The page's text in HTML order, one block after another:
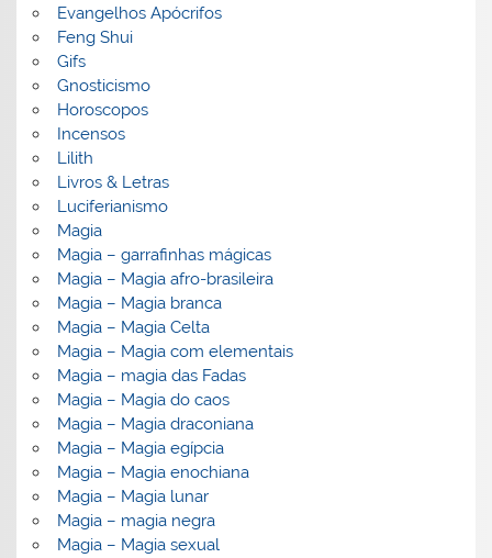
Evangelhos Apócrifos
Feng Shui
Gifs
Gnosticismo
Horoscopos
Incensos
Lilith
Livros & Letras
Luciferianismo
Magia
Magia – garrafinhas mágicas
Magia – Magia afro-brasileira
Magia – Magia branca
Magia – Magia Celta
Magia – Magia com elementais
Magia – magia das Fadas
Magia – Magia do caos
Magia – Magia draconiana
Magia – Magia egípcia
Magia – Magia enochiana
Magia – Magia lunar
Magia – magia negra
Magia – Magia sexual